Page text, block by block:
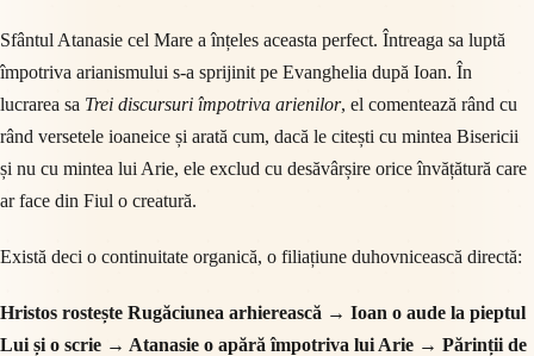
Sfântul Atanasie cel Mare a înțeles aceasta perfect. Întreaga sa luptă
împotriva arianismului s-a sprijinit pe Evanghelia după Ioan. În
lucrarea sa Trei discursuri împotriva arienilor, el comentează rând cu
rând versetele ioaneice și arată cum, dacă le citești cu mintea Bisericii
și nu cu mintea lui Arie, ele exclud cu desăvârșire orice învățătură care
ar face din Fiul o creatură.
Există deci o continuitate organică, o filiațiune duhovnicească directă:
Hristos rostește Rugăciunea arhierească → Ioan o aude la pieptul
Lui și o scrie → Atanasie o apără împotriva lui Arie → Părinții de